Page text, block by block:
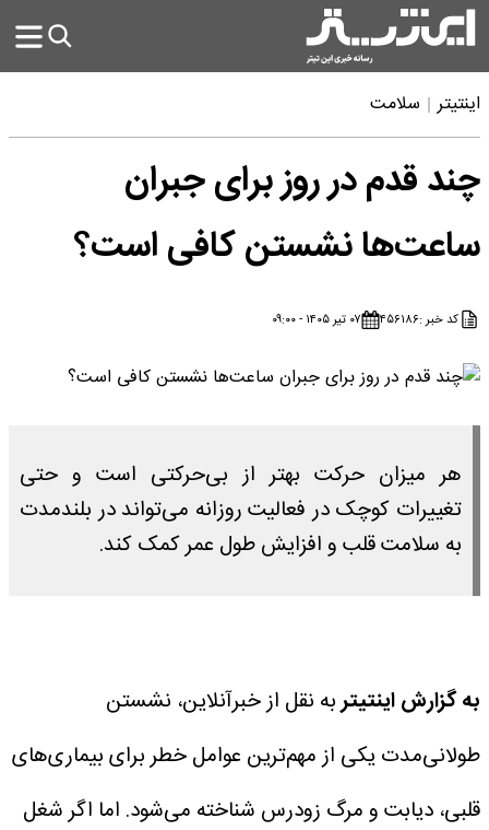
اینتیتر سلامت
چند قدم در روز برای جبران
ساعت‌ها نشستن کافی است؟
کد خبر :۴۵۶۱۸۶ ۰۷ تیر ۱۴۰۵ - ۰۹:۰۰
هر میزان حرکت بهتر از بی‌حرکتی است و حتی
تغییرات کوچک در فعالیت روزانه می‌تواند در بلندمدت
به سلامت قلب و افزایش طول عمر کمک کند.
به گزارش اینتیتربه نقل از خبرآنلاین، نشستن
طولانی‌مدت یکی از مهم‌ترین عوامل خطر برای بیماری‌های
قلبی، دیابت و مرگ زودرس شناخته می‌شود. اما اگر شغل